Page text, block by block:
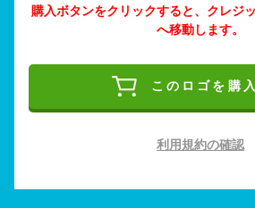
購入ボタンをクリックすると、クレジ
へ移動します。
このロゴを購
利用規約の確認